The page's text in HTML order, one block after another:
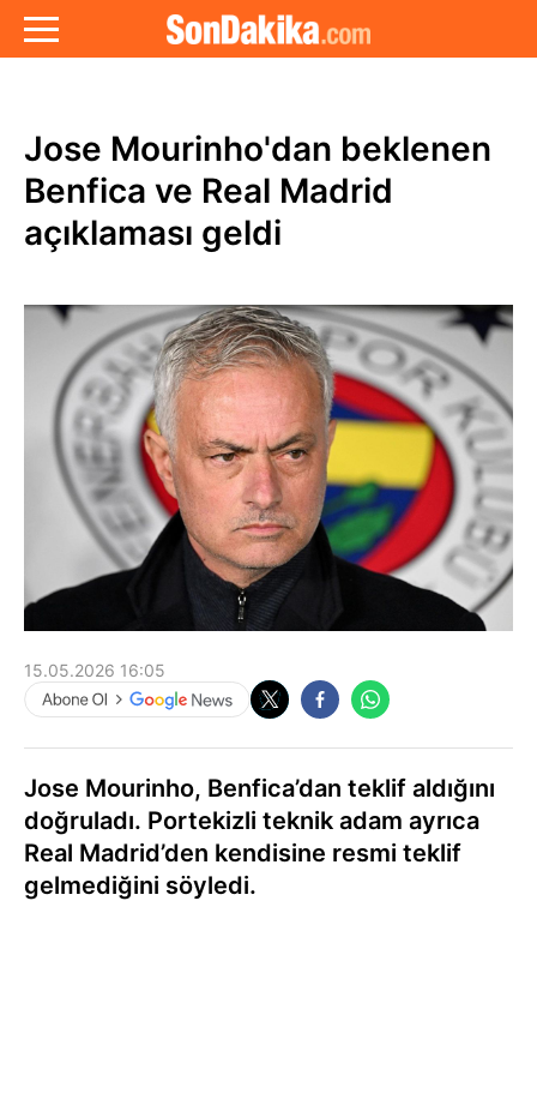
Jose Mourinho'dan beklenen
Benfica ve Real Madrid
açıklaması geldi
15.05.2026 16:05
Jose Mourinho, Benfica’dan teklif aldığını
doğruladı. Portekizli teknik adam ayrıca
Real Madrid’den kendisine resmi teklif
gelmediğini söyledi.